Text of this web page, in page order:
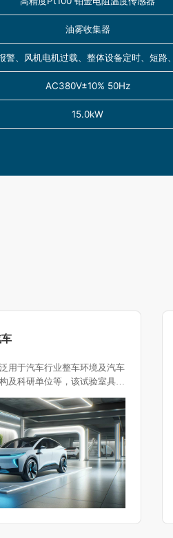
油雾收集器
警、风机电机过载、整体设备定时、短路
AC380V±10% 50Hz
15.0kW
用于汽车行业整车环境及汽车
及科研单位等，该试验室具备
境条件下的性能试验，包括冷
霜试验等。